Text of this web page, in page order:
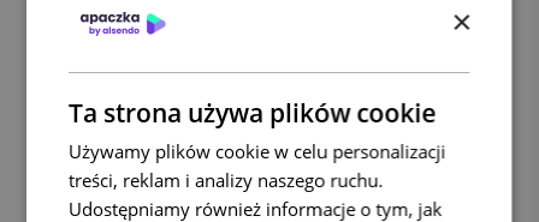
21 grudnia 2022 ×
Ta strona używa plików cookie
Używamy plików cookie w celu personalizacji
treści, reklam i analizy naszego ruchu.
Udostępniamy również informacje o tym, jak